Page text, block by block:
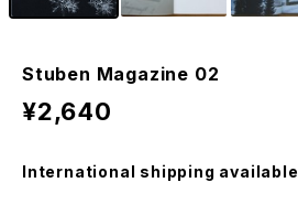
Stuben Magazine 02
¥2,640
International shipping available